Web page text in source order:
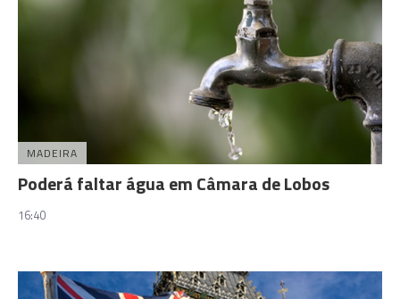
MADEIRA
Poderá faltar água em Câmara de Lobos
16:40